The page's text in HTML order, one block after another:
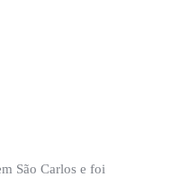
São Carlos e foi